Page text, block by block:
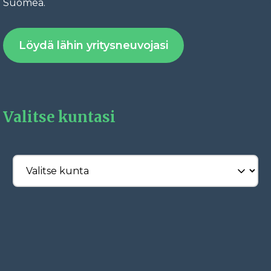
Suomea.
Löydä lähin yritysneuvojasi
Valitse kuntasi